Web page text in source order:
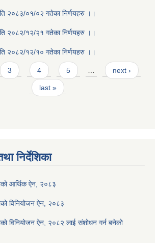
२०८३/०१/०२ गतेका निर्णयहरु ।।
२०८२/१२/२१ गतेका निर्णयहरु ।।
२०८२/१२/१० गतेका निर्णयहरु ।।
3 4 5 … next ›
last »
निर्देशिका
आर्थिक ऐन, २०८३
विनियोजन ऐन, २०८३
विनियोजन ऐन, २०८२ लाई संशोधन गर्न बनेको